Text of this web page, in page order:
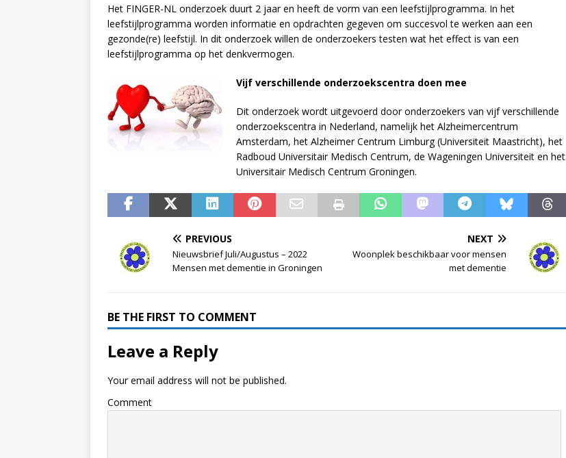
Het FINGER-NL onderzoek duurt 2 jaar en heeft de vorm van een leefstijlprogramma. In het
leefstijlprogramma worden informatie en opdrachten gegeven om succesvol te werken aan een
gezonde(re) leefstijl. In dit onderzoek willen de onderzoekers testen wat het effect is van een
leefstijlprogramma op het denkvermogen.
Vijf verschillende onderzoekscentra doen mee
Dit onderzoek wordt uitgevoerd door onderzoekers van vijf verschillende
onderzoekscentra in Nederland, namelijk het Alzheimercentrum
Amsterdam, het Alzheimer Centrum Limburg (Universiteit Maastricht), het
Radboud Universitair Medisch Centrum, de Wageningen Universiteit en het
Universitair Medisch Centrum Groningen.
PREVIOUS
Nieuwsbrief Juli/Augustus – 2022
Mensen met dementie in Groningen
NEXT
Woonplek beschikbaar voor mensen
met dementie
BE THE FIRST TO COMMENT
Leave a Reply
Your email address will not be published.
Comment